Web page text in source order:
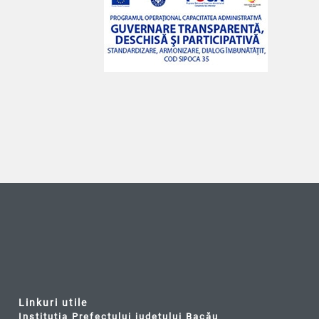
Linkuri utile
Instituția Prefectului județului Bacău